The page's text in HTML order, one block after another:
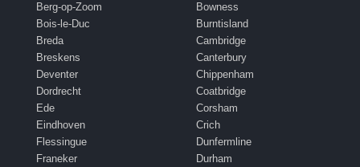
Berg-op-Zoom
Bois-le-Duc
Breda
Breskens
Deventer
Dordrecht
Ede
Eindhoven
Flessingue
Franeker
Bowness
Burntisland
Cambridge
Canterbury
Chippenham
Coatbridge
Corsham
Crich
Dunfermline
Durham